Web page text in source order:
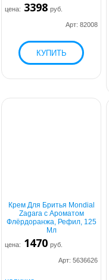
цена: 3398 руб.
Арт: 82008
Крем Для Бритья Mondial
Zagara с Ароматом
Флёрдоранжа, Рефил, 125
Мл
цена: 1470 руб.
Арт: 5636626